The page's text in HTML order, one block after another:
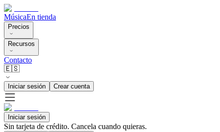
MúsicaEn tienda
Precios
Recursos
Contacto
🇪🇸
Iniciar sesión Crear cuenta
Iniciar sesión
Sin tarjeta de crédito. Cancela cuando quieras.